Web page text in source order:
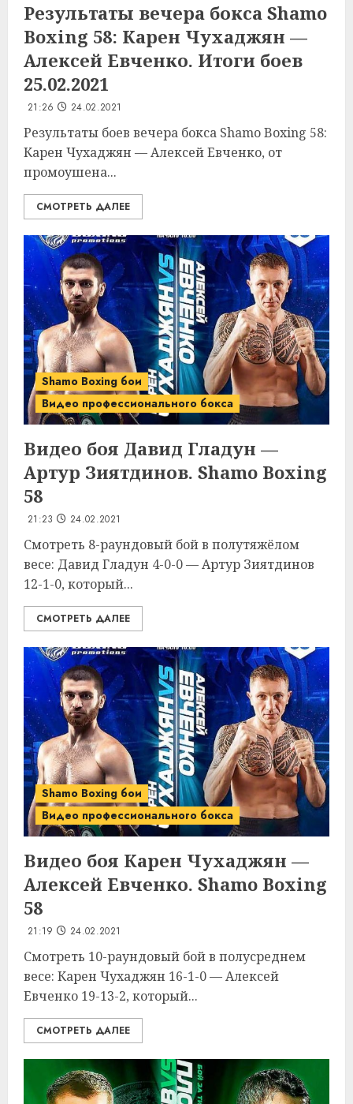
Результаты вечера бокса Shamo
Boxing 58: Карен Чухаджян —
Алексей Евченко. Итоги боев
25.02.2021
21:26 24.02.2021
Результаты боев вечера бокса Shamo Boxing 58:
Карен Чухаджян — Алексей Евченко, от
промоушена...
СМОТРЕТЬ ДАЛЕЕ
Shamo Boxing бои
Видео профессионального бокса
Видео боя Давид Гладун —
Артур Зиятдинов. Shamo Boxing
58
21:23 24.02.2021
Смотреть 8-раундовый бой в полутяжёлом
весе: Давид Гладун 4-0-0 — Артур Зиятдинов
12-1-0, который...
СМОТРЕТЬ ДАЛЕЕ
Shamo Boxing бои
Видео профессионального бокса
Видео боя Карен Чухаджян —
Алексей Евченко. Shamo Boxing
58
21:19 24.02.2021
Смотреть 10-раундовый бой в полусреднем
весе: Карен Чухаджян 16-1-0 — Алексей
Евченко 19-13-2, который...
СМОТРЕТЬ ДАЛЕЕ